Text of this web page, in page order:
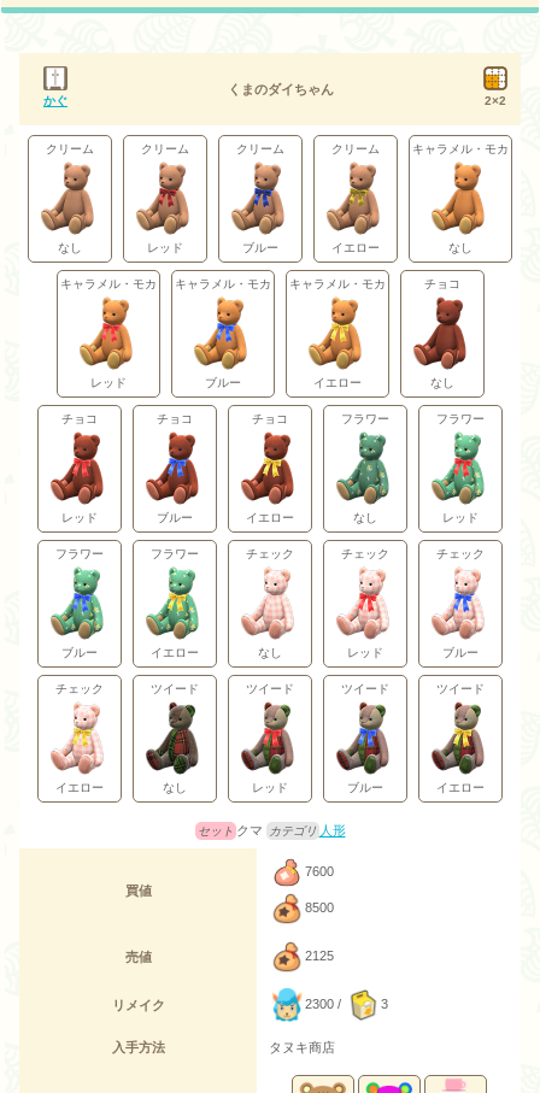
かぐ
くまのダイちゃん
2×2
クリーム
なし
クリーム
レッド
クリーム
ブルー
クリーム
イエロー
キャラメル・モカ
なし
キャラメル・モカ
レッド
キャラメル・モカ
ブルー
キャラメル・モカ
イエロー
チョコ
なし
チョコ
レッド
チョコ
ブルー
チョコ
イエロー
フラワー
なし
フラワー
レッド
フラワー
ブルー
フラワー
イエロー
チェック
なし
チェック
レッド
チェック
ブルー
チェック
イエロー
ツイード
なし
ツイード
レッド
ツイード
ブルー
ツイード
イエロー
クマ 人形
買値
7600
8500
売値 2125
リメイク 2300 / 3
入手方法 タヌキ商店